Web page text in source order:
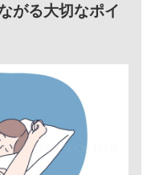
がる大切なポイ